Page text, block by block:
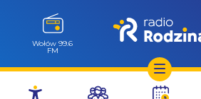
Przejdź
Milicz 88.5
FM